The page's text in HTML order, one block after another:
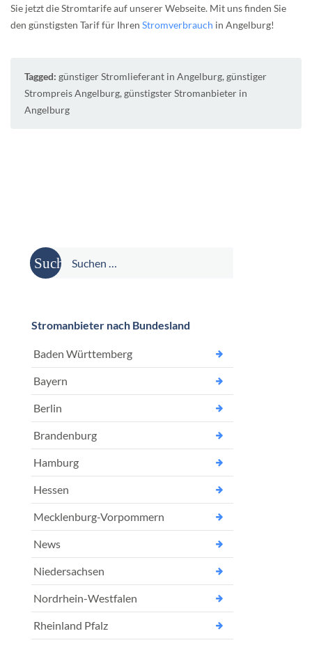
Sie jetzt die Stromtarife auf unserer Webseite. Mit uns finden Sie
den günstigsten Tarif für Ihren Stromverbrauch in Angelburg!
Tagged: günstiger Stromlieferant in Angelburg, günstiger
Strompreis Angelburg, günstigster Stromanbieter in
Angelburg
Suche
nach:
Stromanbieter nach Bundesland
Baden Württemberg
Bayern
Berlin
Brandenburg
Hamburg
Hessen
Mecklenburg-Vorpommern
News
Niedersachsen
Nordrhein-Westfalen
Rheinland Pfalz